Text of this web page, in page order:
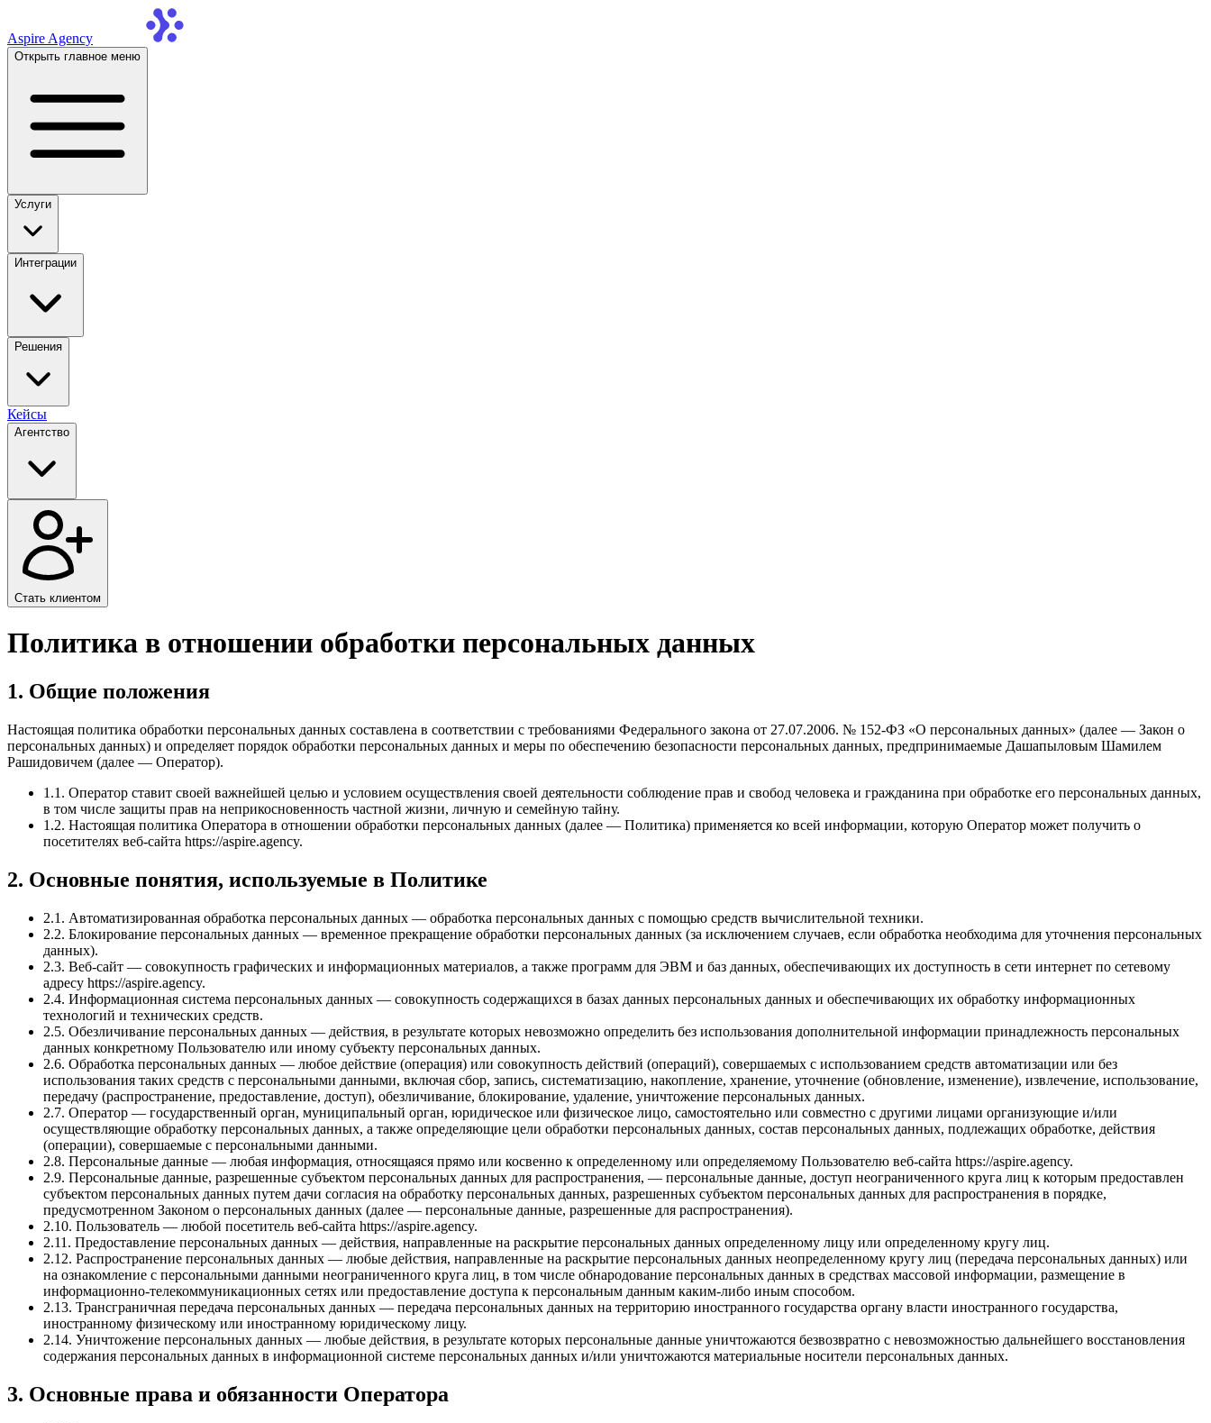
Aspire Agency
Открыть главное меню
Услуги
Интеграции
Решения
Кейсы
Агентство
Стать клиентом
Политика в отношении обработки персональных данных
1. Общие положения
Настоящая политика обработки персональных данных составлена в соответствии с требованиями Федерального закона от 27.07.2006. № 152-ФЗ «О персональных данных» (далее — Закон о
персональных данных) и определяет порядок обработки персональных данных и меры по обеспечению безопасности персональных данных, предпринимаемые Дашапыловым Шамилем
Рашидовичем (далее — Оператор).
1.1. Оператор ставит своей важнейшей целью и условием осуществления своей деятельности соблюдение прав и свобод человека и гражданина при обработке его персональных данных,
в том числе защиты прав на неприкосновенность частной жизни, личную и семейную тайну.
1.2. Настоящая политика Оператора в отношении обработки персональных данных (далее — Политика) применяется ко всей информации, которую Оператор может получить о
посетителях веб-сайта https://aspire.agency.
2. Основные понятия, используемые в Политике
2.1. Автоматизированная обработка персональных данных — обработка персональных данных с помощью средств вычислительной техники.
2.2. Блокирование персональных данных — временное прекращение обработки персональных данных (за исключением случаев, если обработка необходима для уточнения персональных
данных).
2.3. Веб-сайт — совокупность графических и информационных материалов, а также программ для ЭВМ и баз данных, обеспечивающих их доступность в сети интернет по сетевому
адресу https://aspire.agency.
2.4. Информационная система персональных данных — совокупность содержащихся в базах данных персональных данных и обеспечивающих их обработку информационных
технологий и технических средств.
2.5. Обезличивание персональных данных — действия, в результате которых невозможно определить без использования дополнительной информации принадлежность персональных
данных конкретному Пользователю или иному субъекту персональных данных.
2.6. Обработка персональных данных — любое действие (операция) или совокупность действий (операций), совершаемых с использованием средств автоматизации или без
использования таких средств с персональными данными, включая сбор, запись, систематизацию, накопление, хранение, уточнение (обновление, изменение), извлечение, использование,
передачу (распространение, предоставление, доступ), обезличивание, блокирование, удаление, уничтожение персональных данных.
2.7. Оператор — государственный орган, муниципальный орган, юридическое или физическое лицо, самостоятельно или совместно с другими лицами организующие и/или
осуществляющие обработку персональных данных, а также определяющие цели обработки персональных данных, состав персональных данных, подлежащих обработке, действия
(операции), совершаемые с персональными данными.
2.8. Персональные данные — любая информация, относящаяся прямо или косвенно к определенному или определяемому Пользователю веб-сайта https://aspire.agency.
2.9. Персональные данные, разрешенные субъектом персональных данных для распространения, — персональные данные, доступ неограниченного круга лиц к которым предоставлен
субъектом персональных данных путем дачи согласия на обработку персональных данных, разрешенных субъектом персональных данных для распространения в порядке,
предусмотренном Законом о персональных данных (далее — персональные данные, разрешенные для распространения).
2.10. Пользователь — любой посетитель веб-сайта https://aspire.agency.
2.11. Предоставление персональных данных — действия, направленные на раскрытие персональных данных определенному лицу или определенному кругу лиц.
2.12. Распространение персональных данных — любые действия, направленные на раскрытие персональных данных неопределенному кругу лиц (передача персональных данных) или
на ознакомление с персональными данными неограниченного круга лиц, в том числе обнародование персональных данных в средствах массовой информации, размещение в
информационно-телекоммуникационных сетях или предоставление доступа к персональным данным каким-либо иным способом.
2.13. Трансграничная передача персональных данных — передача персональных данных на территорию иностранного государства органу власти иностранного государства,
иностранному физическому или иностранному юридическому лицу.
2.14. Уничтожение персональных данных — любые действия, в результате которых персональные данные уничтожаются безвозвратно с невозможностью дальнейшего восстановления
содержания персональных данных в информационной системе персональных данных и/или уничтожаются материальные носители персональных данных.
3. Основные права и обязанности Оператора